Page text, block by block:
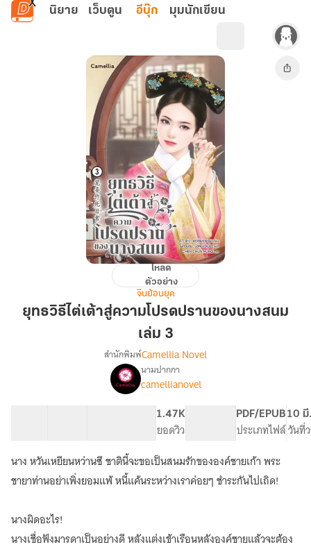
ข้ามไปยังเนื้อหาหลัก
นิยาย เว็บตูน อีบุ๊ก มุมนักเขียน
ยุทธวิธี
เต้า
โปรดปราน
สนม
3
โหลด
ตัวอย่าง
จีนย้อนยุค
ยุทธวิธีไต่เต้าสู่ความโปรดปรานของนางสนม
เล่ม 3
เรื่อง
ยุทธวิธี
ไต่
เต้า
สู่
ความ
โปรดปราน
ของ
นาง
สำนักพิมพ์Camellia Novel
นามปากกา
camellianovel
1.47K
ยอดวิว
PDF/EPUB
ประเภทไฟล์
10
วันที่
นาง หวันเหยียนหว่านซี ชาตินี้จะขอเป็นสนมรักขององค์ชายเก้า พระ
ชายาท่านอย่าเพิ่งยอมแพ้ หนี้แค้นระหว่างเราค่อยๆ ชำระกันไปเถิด!
นางผิดอะไร!
นางเชื่อฟังมารดาเป็นอย่างดี หลังแต่งเข้าเรือนหลังองค์ชายแล้วจะต้อง